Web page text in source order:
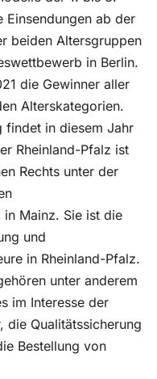
Einsendungen ab der
beiden Altersgruppen
in Berlin.
die Gewinner aller
Alterskategorien.
findet in diesem Jahr
Rheinland-Pfalz ist
Rechts unter der
Mainz. Sie ist die
und
in Rheinland-Pfalz.
unter anderem
im Interesse der
die Qualitätssicherung
Bestellung von